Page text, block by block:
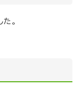
。